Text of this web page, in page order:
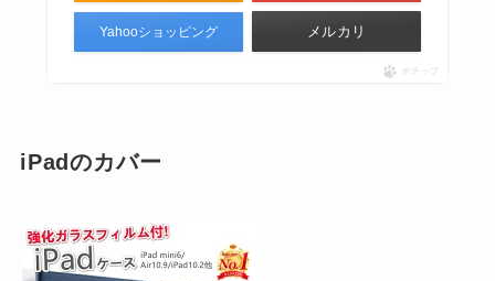
Yahooショッピング メルカリ
ポチップ
iPadのカバー